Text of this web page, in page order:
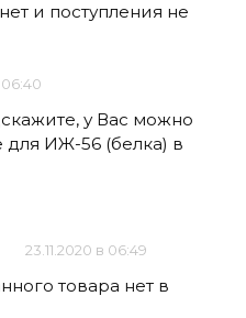
и поступления не
06:40
у Вас можно
для ИЖ-56 (белка) в
23.11.2020 в 06:49
товара нет в